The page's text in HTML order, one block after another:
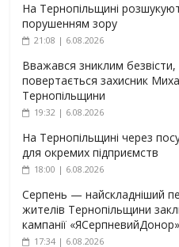
На Тернопільщині
порушенням зору
21:08 | 6.08.2026
Вважався зниклим
повертається захисник
Тернопільщини
19:32 | 6.08.2026
На Тернопільщині через
для окремих підприємств
18:00 | 6.08.2026
Серпень — найскладніший
жителів Тернопільщини
кампанії «ЯСерпневийДонор»
17:34 | 6.08.2026